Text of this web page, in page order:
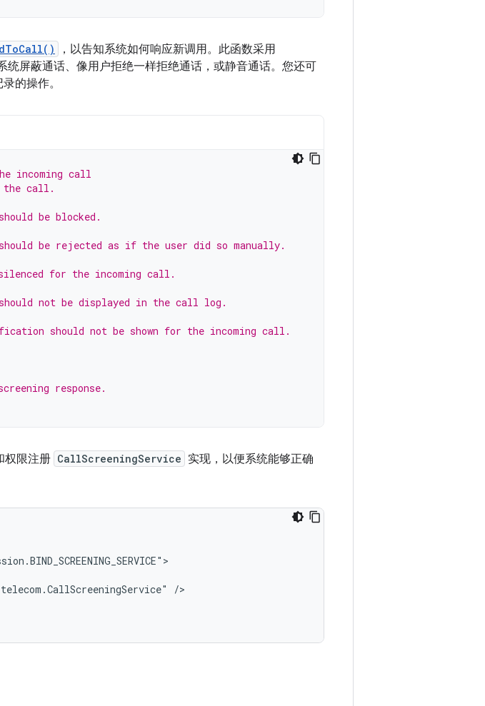
，以告知系统如何响应新调用。此函数采用
统屏蔽通话、像用户拒绝一样拒绝通话，或静音通话。您还可
的操作。
incoming call
call.
be blocked.
be rejected as if the user did so manually.
for the incoming call.
not be displayed in the call log.
should not be shown for the incoming call.
response.
权限注册 CallScreeningService 实现，以便系统能够正确